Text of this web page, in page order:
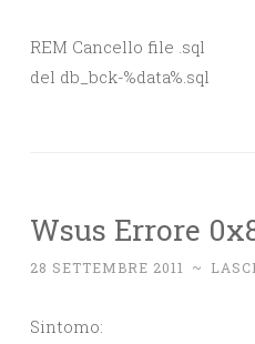
REM Cancello file .sql
del db_bck-%data%.sql
Wsus Errore
28 SETTEMBRE 2011 ~
Sintomo: